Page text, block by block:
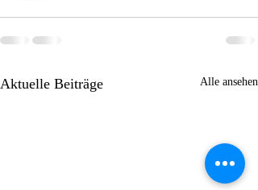
Aktuelle Beiträge Alle ansehen